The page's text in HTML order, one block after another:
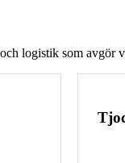
logistik som avgör